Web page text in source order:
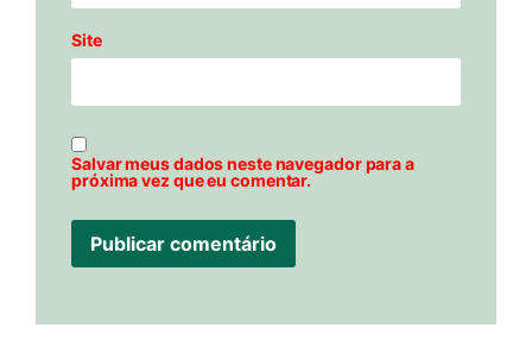
Site
Salvar meus dados neste navegador para a
próxima vez que eu comentar.